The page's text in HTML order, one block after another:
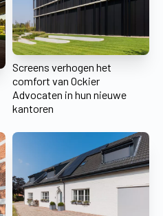
Screens verhogen het
comfort van Ockier
Advocaten in hun nieuwe
kantoren